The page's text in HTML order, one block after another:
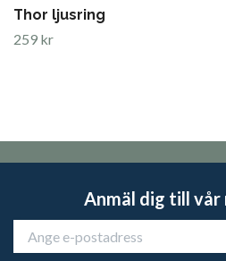
Thor ljusring
259 kr
Anmäl dig till